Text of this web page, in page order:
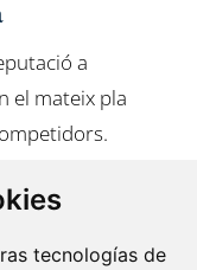
tecnologías de
a
el mateix pla